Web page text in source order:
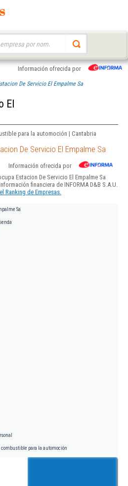
Información ofrecida por
De Servicio El Empalme Sa
El
para la automoción | Cantabria
De Servicio El Empalme Sa
Información ofrecida por
Estacion De Servicio El Empalme Sa
financiera de INFORMA D&B S.A.U.
Ranking de Empresas.
Sa
combustible para la automoción